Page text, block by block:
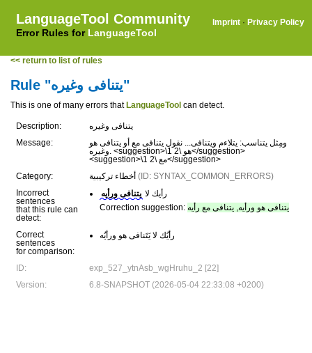
LanguageTool Community
Error Rules for LanguageTool
Imprint · Privacy Policy
<< return to list of rules
Rule "يتنافى وغيره"
This is one of many errors that LanguageTool can detect.
Description:
يتنافى وغيره
Message:
ومِثل يتناسب: يتلاءم ويتنافى... نقول يتنافى مع أو يتنافى هو
وغيره. <suggestion>\1 هو \2</suggestion>
<suggestion>\1 مع \2</suggestion>
Category:
(ID: SYNTAX_COMMON_ERRORS)
Incorrect
sentences
that this rule can
detect:
رأيك لا يتنافى ورأيه
Correction suggestion: يتنافى هو ورأيه, يتنافى مع رأيه
Correct
sentences
for comparison:
رأيُك لا يَتَنافى هو ورأيُه
ID:
exp_527_ytnAsb_wgHruhu_2 [22]
Version:
6.8-SNAPSHOT (2026-05-04 22:33:08 +0200)